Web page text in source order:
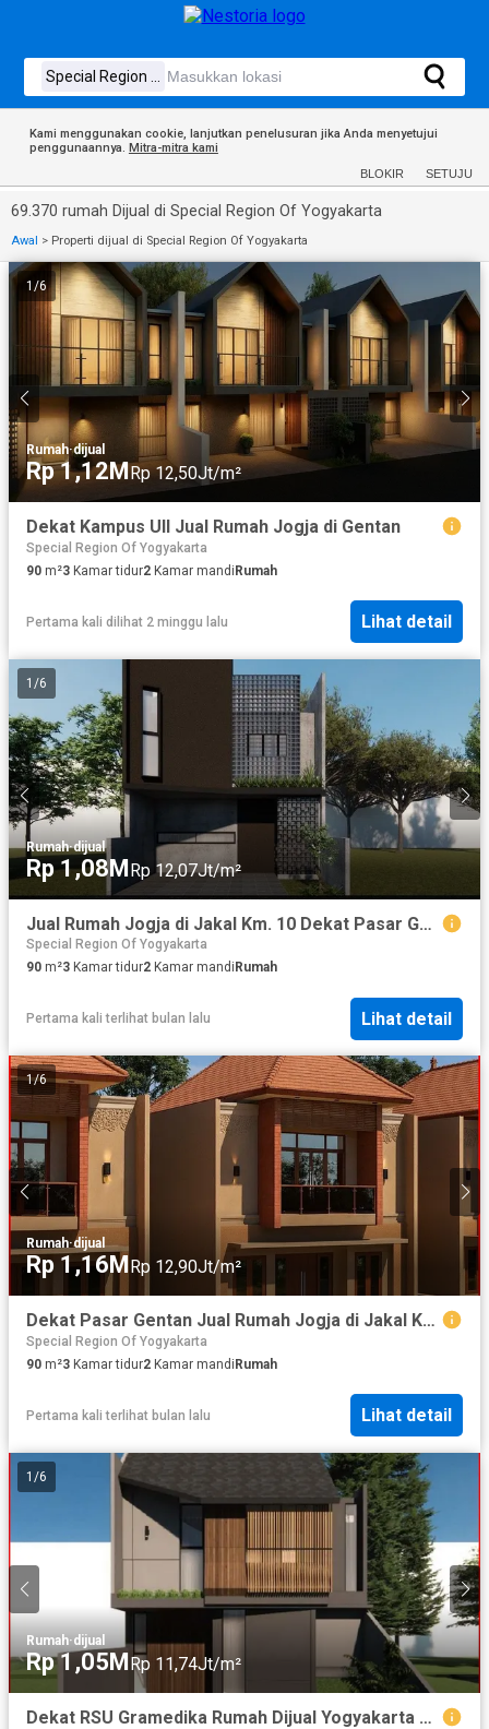
Kami menggunakan cookie, lanjutkan penelusuran jika Anda menyetujui
penggunaannya. Mitra-mitra kami
BLOKIR SETUJU
69.370 rumah Dijual di Special Region Of Yogyakarta
Awal > Properti dijual di Special Region Of Yogyakarta
1 /6
Rumah·dijual
Rp 1,12MRp 12,50Jt/m²
Dekat Kampus UII Jual Rumah Jogja di Gentan
Special Region Of Yogyakarta
90 m²3 Kamar tidur2 Kamar mandiRumah
Pertama kali dilihat 2 minggu lalu Lihat detail
1 /6
Rumah·dijual
Rp 1,08MRp 12,07Jt/m²
Jual Rumah Jogja di Jakal Km. 10 Dekat Pasar Gentan
Special Region Of Yogyakarta
90 m²3 Kamar tidur2 Kamar mandi Rumah
Pertama kali terlihat bulan lalu Lihat detail
1/6
Rumah·dijual
Rp 1,16M Rp 12,90Jt/m²
Dekat Pasar Gentan Jual Rumah Jogja di Jakal Km. 10
Special Region Of Yogyakarta
90 m²3 Kamar tidur2 Kamar mandi Rumah
Pertama kali terlihat bulan lalu Lihat detail
1 /6
Rumah·dijual
Rp 1,05MRp 11,74Jt/m²
Dekat RSU Gramedika Rumah Dijual Yogyakarta di Jl. Kaliurang Km.13